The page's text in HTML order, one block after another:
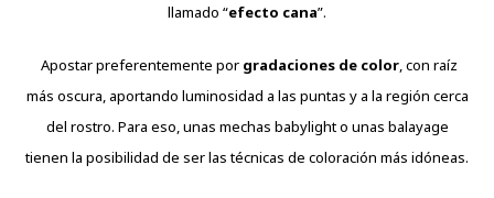
llamado “efecto cana”.
Apostar preferentemente por gradaciones de color, con raíz
más oscura, aportando luminosidad a las puntas y a la región cerca
del rostro. Para eso, unas mechas babylight o unas balayage
tienen la posibilidad de ser las técnicas de coloración más idóneas.